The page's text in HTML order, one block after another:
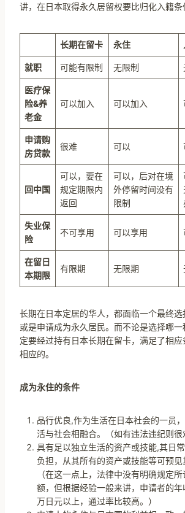
讲，在日本取得永久居留权要比归化入籍条
长期在留卡 永住
就职 可能有限制 无限制
医疗保
险&养
老金
可以加入 可以加入
申请购
房贷款
很难 可以
回中国
可以，要在
规定期限内
返回
可以，后对在境
外停留时间没有
限制
失业保
险
不可享用 可以享用
在留日
本期限
有限期 无限期
长期在日本定居的华人，都面临一个最终
或是申请成为永久居民。而不论是选择哪
定要经过持有日本长期在留卡，满足了相
相应的。
成为永住的条件
品行优良,作为生活在日本社会的一员
活与社会相融合。（如有违法违纪则很
具有足以独立生活的资产或技能,其日
负担，从其所有的资产或技能等可预见
（在这一点上，法律中没有明确规定
额，但根据经验一般来讲，申请者的
万日元以上，通过率比较高。）